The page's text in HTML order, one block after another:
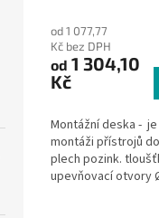
od 1 077,77
Kč bez DPH
od 1 304,10
Kč
Montážní deska -
montáži přístrojů
plech pozink.
upevňovací otvory